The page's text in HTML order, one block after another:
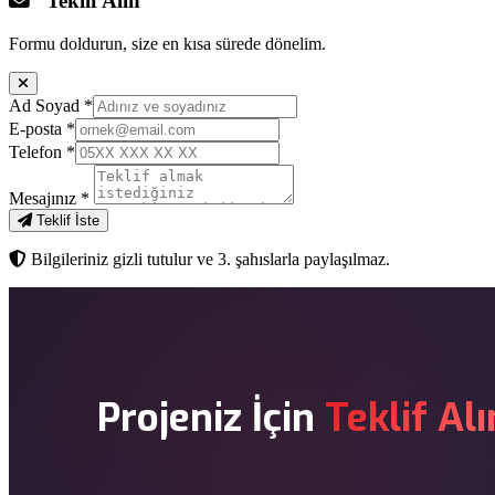
Formu doldurun, size en kısa sürede dönelim.
Ad Soyad *
E-posta *
Telefon *
Mesajınız *
Teklif İste
Bilgileriniz gizli tutulur ve 3. şahıslarla paylaşılmaz.
Projeniz İçin Teklif